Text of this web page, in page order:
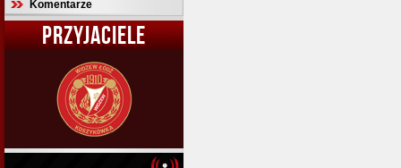
Komentarze
PRZYJACIELE